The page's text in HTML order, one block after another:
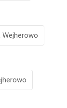
Wejherowo